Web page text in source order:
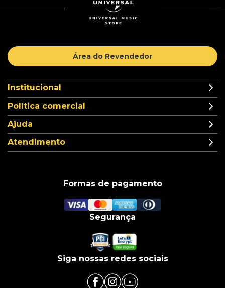
Área do Revendedor
Institucional
Política comercial
Ajuda
Atendimento
Formas de pagamento
Segurança
Siga nossas redes sociais